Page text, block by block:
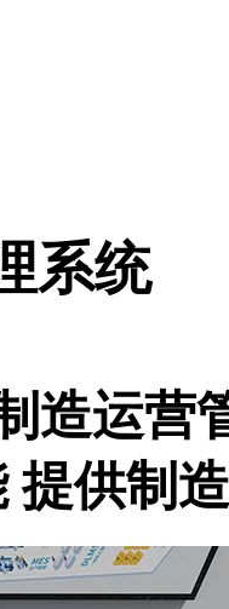
系统
造运营
提供制